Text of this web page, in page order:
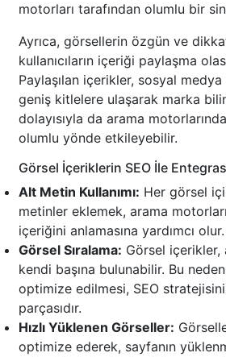
motorları tarafından olumlu bir
Ayrıca, görsellerin özgün ve
kullanıcıların içeriği paylaşma
Paylaşılan içerikler, sosyal
geniş kitlelere ulaşarak marka
dolayısıyla da arama
olumlu yönde etkileyebilir.
Görsel İçeriklerin SEO İle
Alt Metin Kullanımı: Her görsel
metinler eklemek, arama
içeriğini anlamasına yardımcı olur.
Görsel Sıralama: Görsel içerikler,
kendi başına bulunabilir. Bu
optimize edilmesi, SEO
parçasıdır.
Hızlı Yüklenen Görseller:
optimize ederek, sayfanın